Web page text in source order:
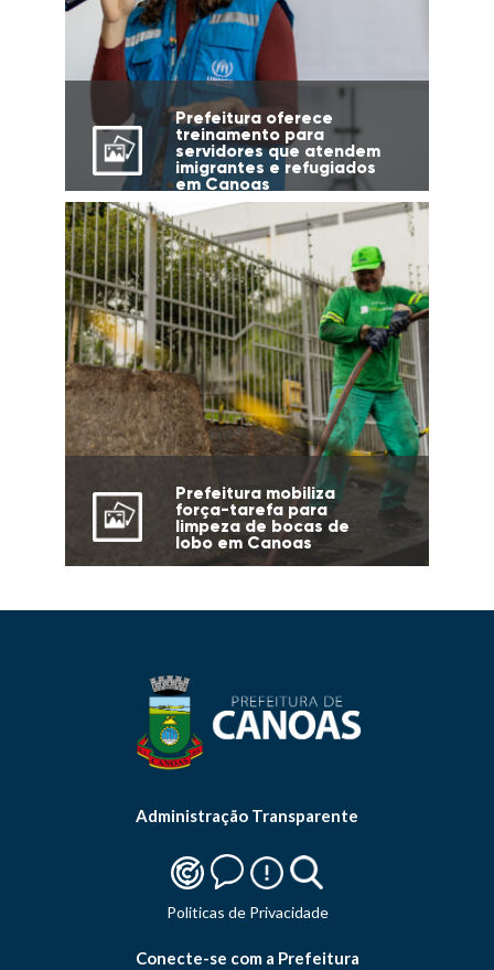
Prefeitura oferece
treinamento para
servidores que atendem
imigrantes e refugiados
em Canoas
Prefeitura mobiliza
força-tarefa para
limpeza de bocas de
lobo em Canoas
Administração Transparente
Politicas de Privacidade
Conecte-se com a Prefeitura